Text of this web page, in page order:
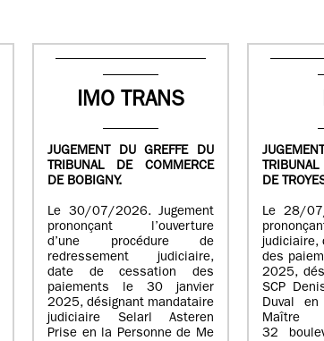
IMO TRANS
JUGEMENT DU GREFFE DU
TRIBUNAL DE COMMERCE
DE BOBIGNY.
Le 30/07/2026. Jugement
prononçant l’ouverture
d’une procédure de
redressement judiciaire,
date de cessation des
paiements le 30 janvier
2025, désignant mandataire
judiciaire Selarl Asteren
Prise en la Personne de Me
DE
Le 28/
judiciaire,
des
2025,
SCP
Duval
Maître
32